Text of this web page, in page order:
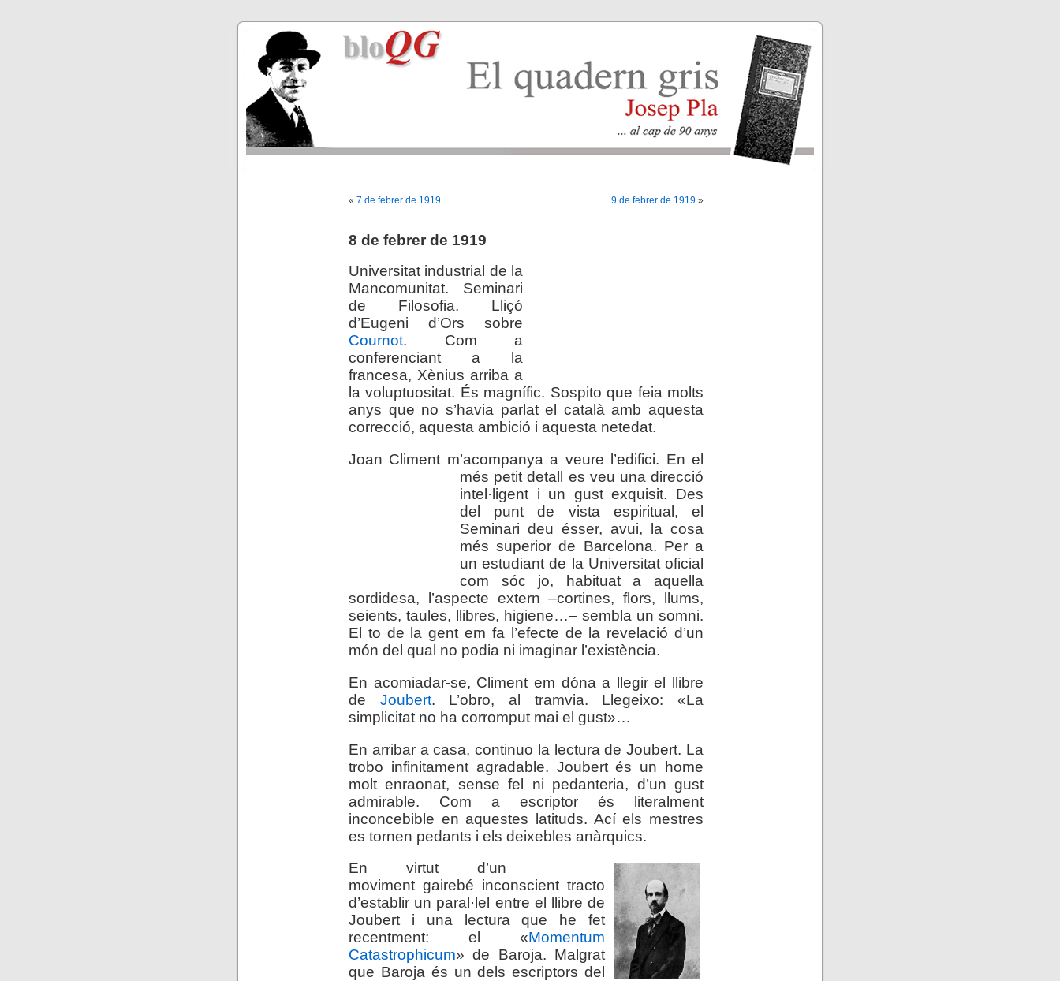
« 7 de febrer de 1919 9 de febrer de 1919 »
8 de febrer de 1919
Universitat industrial de la
Mancomunitat. Seminari
de Filosofia. Lliçó
d’Eugeni d’Ors sobre
Cournot. Com a
conferenciant a la
francesa, Xènius arriba a
la voluptuositat. És magnífic. Sospito que feia molts
anys que no s’havia parlat el català amb aquesta
correcció, aquesta ambició i aquesta netedat.
Joan Climent m’acompanya a veure l’edifici. En el
més petit detall es veu una direcció
intel·ligent i un gust exquisit. Des
del punt de vista espiritual, el
Seminari deu ésser, avui, la cosa
més superior de Barcelona. Per a
un estudiant de la Universitat oficial
com sóc jo, habituat a aquella
sordidesa, l’aspecte extern –cortines, flors, llums,
seients, taules, llibres, higiene…– sembla un somni.
El to de la gent em fa l’efecte de la revelació d’un
món del qual no podia ni imaginar l’existència.
En acomiadar-se, Climent em dóna a llegir el llibre
de Joubert. L’obro, al tramvia. Llegeixo: «La
simplicitat no ha corromput mai el gust»…
En arribar a casa, continuo la lectura de Joubert. La
trobo infinitament agradable. Joubert és un home
molt enraonat, sense fel ni pedanteria, d’un gust
admirable. Com a escriptor és literalment
inconcebible en aquestes latituds. Ací els mestres
es tornen pedants i els deixebles anàrquics.
En virtut d’un
moviment gairebé inconscient tracto
d’establir un paral·lel entre el llibre de
Joubert i una lectura que he fet
recentment: el «Momentum
Catastrophicum» de Baroja. Malgrat
que Baroja és un dels escriptors del